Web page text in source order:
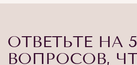
ОТВЕТЬТЕ НА 5
ВОПРОСОВ,